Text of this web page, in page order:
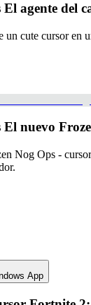
agente del
un cute cursor en
El nuevo
Nog Ops -
App